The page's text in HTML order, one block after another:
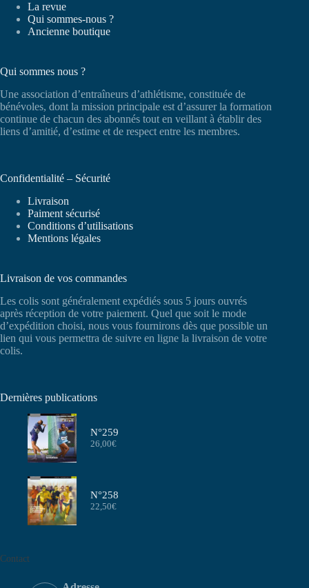
La revue
Qui sommes-nous ?
Ancienne boutique
Qui sommes nous ?
Une association d’entraîneurs d’athlétisme, constituée de
bénévoles, dont la mission principale est d’assurer la formation
continue de chacun des abonnés tout en veillant à établir des
liens d’amitié, d’estime et de respect entre les membres.
Confidentialité – Sécurité
Livraison
Paiment sécurisé
Conditions d’utilisations
Mentions légales
Livraison de vos commandes
Les colis sont généralement expédiés sous 5 jours ouvrés
après réception de votre paiement. Quel que soit le mode
d’expédition choisi, nous vous fournirons dès que possible un
lien qui vous permettra de suivre en ligne la livraison de votre
colis.
Dernières publications
N°259
26,00€
N°258
22,50€
Contact